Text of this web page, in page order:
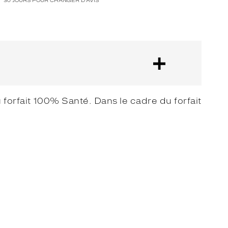
100% Santé. Dans le cadre du forfait